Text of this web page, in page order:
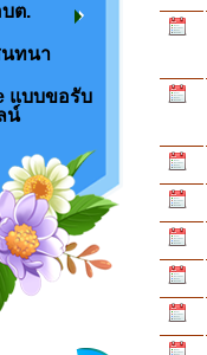
ต.
ทนา
แบบขอรับ
น์